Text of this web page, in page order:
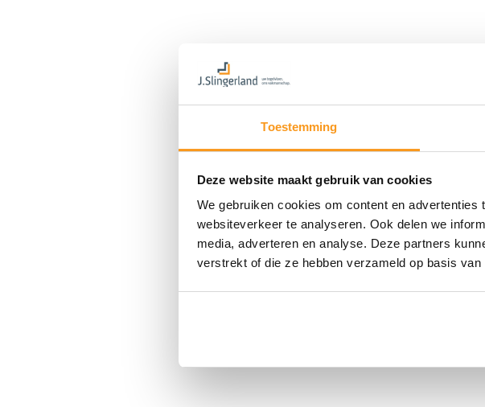
Toestemming
Deze website maakt gebruik van cookies
We gebruiken cookies om content en
websiteverkeer te analyseren. Ook delen we
media, adverteren en analyse. Deze partners
verstrekt of die ze hebben verzameld op basis